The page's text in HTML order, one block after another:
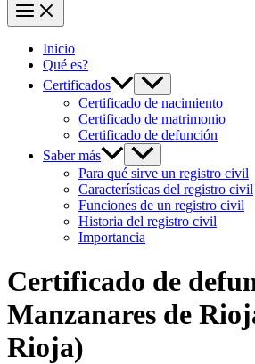
Inicio
Qué es?
Certificados
Certificado de nacimiento
Certificado de matrimonio
Certificado de defunción
Saber más
Para qué sirve un registro civil
Características del registro civil
Funciones de un registro civil
Historia del registro civil
Importancia
Certificado de
Manzanares de
Rioja)